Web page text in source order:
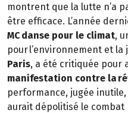
montrent que la lutte n’a
être efficace. L’année
MC danse pour le climat,
pour l’environnement et la
Paris, a été critiquée pour
manifestation contre la
performance, jugée
aurait dépolitisé le combat